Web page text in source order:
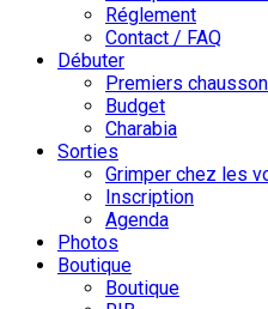
Réglement
Contact / FAQ
Débuter
Premiers
Budget
Charabia
Sorties
Grimper chez les
Inscription
Agenda
Photos
Boutique
Boutique